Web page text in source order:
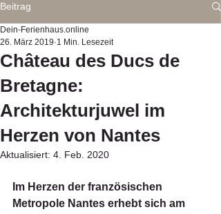
Beitrag
Château des Ducs de
Bretagne:
Architekturjuwel im
Herzen von Nantes
Dein-Ferienhaus.online
26. März 2019 1 Min. Lesezeit
Aktualisiert: 4. Feb. 2020
Im Herzen der französischen
Metropole Nantes erhebt sich am